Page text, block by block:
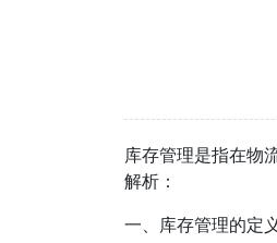
库存管理是指在物
解析：
一、库存管理的定